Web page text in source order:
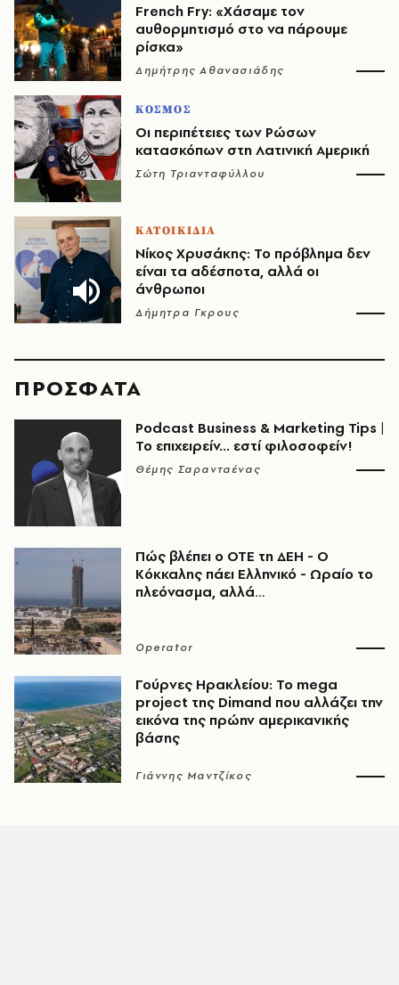
French Fry: «Χάσαμε τον
αυθορμητισμό στο να πάρουμε
ρίσκα»
Δημήτρης Αθανασιάδης
ΚΟΣΜΟΣ
Οι περιπέτειες των Ρώσων
κατασκόπων στη Λατινική Αμερική
Σώτη Τριανταφύλλου
ΚΑΤΟΙΚΙΔΙΑ
Νίκος Χρυσάκης: Το πρόβλημα δεν
είναι τα αδέσποτα, αλλά οι
άνθρωποι
Δήμητρα Γκρους
ΠΡΟΣΦΑΤΑ
Podcast Business & Marketing Tips |
Το επιχειρείν... εστί φιλοσοφείν!
Θέμης Σαρανταένας
Πώς βλέπει ο ΟΤΕ τη ΔΕΗ - Ο
Κόκκαλης πάει Ελληνικό - Ωραίο το
πλεόνασμα, αλλά…
Operator
Γούρνες Ηρακλείου: To mega
project της Dimand που αλλάζει την
εικόνα της πρώην αμερικανικής
βάσης
Γιάννης Μαντζίκος